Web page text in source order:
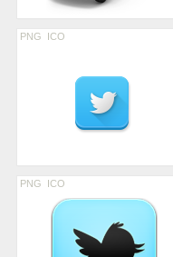
PNG ICO
PNG ICO